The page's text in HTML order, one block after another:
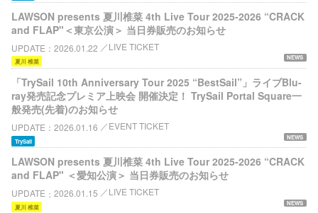
LAWSON presents 夏川椎菜 4th Live Tour 2025-2026 “CRACK
and FLAP"＜東京公演＞ 当日券販売のお知らせ
UPDATE 2026.01.22 LIVE TICKET
NEWS
夏川 椎菜
「TrySail 10th Anniversary Tour 2025 “BestSail”」ライブBlu-
ray発売記念プレミア上映会 開催決定！ TrySail Portal Square一
般発売(先着)のお知らせ
UPDATE 2026.01.16 EVENT TICKET
NEWS
TrySail
LAWSON presents 夏川椎菜 4th Live Tour 2025-2026 “CRACK
and FLAP" ＜愛知公演＞ 当日券販売のお知らせ
UPDATE 2026.01.15 LIVE TICKET
NEWS
夏川 椎菜